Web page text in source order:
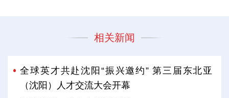
相关新闻
全球英才共赴沈阳“振兴邀约” 第三届东北亚
（沈阳）人才交流大会开幕